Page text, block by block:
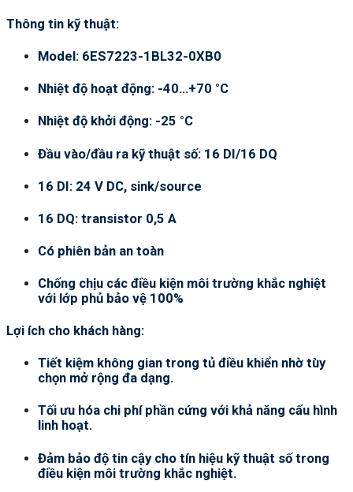
Thông tin kỹ thuật:
Model: 6ES7223-1BL32-0XB0
Nhiệt độ hoạt động: -40…+70 °C
Nhiệt độ khởi động: -25 °C
Đầu vào/đầu ra kỹ thuật số: 16 DI/16 DQ
16 DI: 24 V DC, sink/source
16 DQ: transistor 0,5 A
Có phiên bản an toàn
Chống chịu các điều kiện môi trường khắc nghiệt
với lớp phủ bảo vệ 100%
Lợi ích cho khách hàng:
Tiết kiệm không gian trong tủ điều khiển nhờ tùy
chọn mở rộng đa dạng.
Tối ưu hóa chi phí phần cứng với khả năng cấu hình
linh hoạt.
Đảm bảo độ tin cậy cho tín hiệu kỹ thuật số trong
điều kiện môi trường khắc nghiệt.